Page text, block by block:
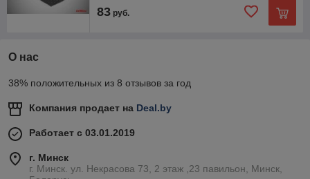
83 руб.
О нас
38% положительных из 8 отзывов за год
Компания продает на Deal.by
Работает с 03.01.2019
г. Минск
г. Минск. ул. Некрасова 73, 2 этаж ,23 павильон, Минск,